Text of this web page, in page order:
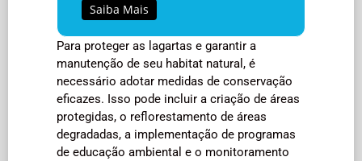
Saiba Mais
Para proteger as lagartas e garantir a
manutenção de seu habitat natural, é
necessário adotar medidas de conservação
eficazes. Isso pode incluir a criação de áreas
protegidas, o reflorestamento de áreas
degradadas, a implementação de programas
de educação ambiental e o monitoramento